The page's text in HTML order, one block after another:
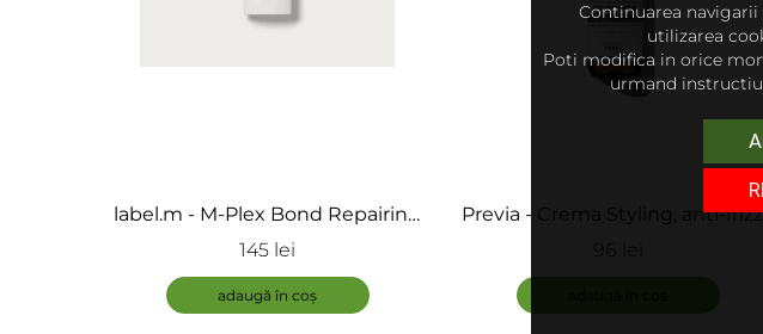
label.m - M-Plex Bond Repairing
Miracle Mask - Masca pentru par
145 lei
adaugă în coș
Previa - Crema Styling, anti-
96 lei
Continuarea
utilizarea
Poti modifica in orice
urmand